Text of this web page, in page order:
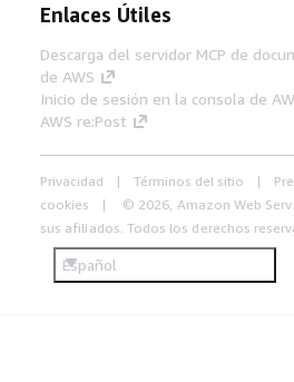
Enlaces Útiles
Descarga del servidor MCP de
de AWS
Inicio de sesión en la consola de
AWS re:Post
Privacidad Términos del sitio
cookies
© 2026, Amazon Web
sus afiliados. Todos los derechos
Español